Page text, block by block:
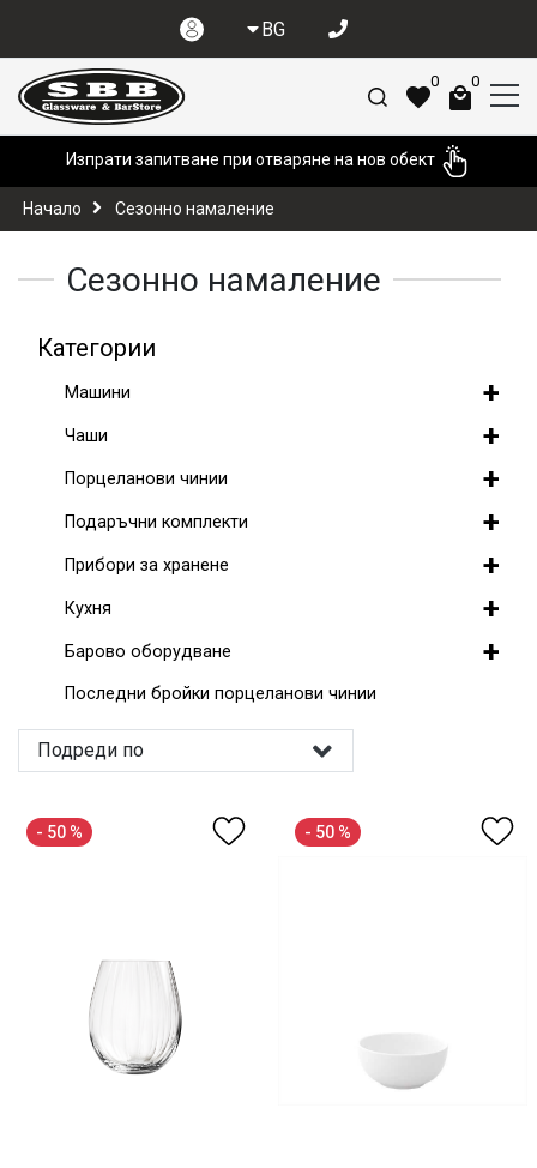
BG
0 0
Изпрати запитване при отваряне на нов обект
Начало Сезонно намаление
Сезонно намаление
Категории
Машини +
Чаши +
Порцеланови чинии +
Подаръчни комплекти +
Прибори за хранене +
Кухня +
Барово оборудване +
Последни бройки порцеланови чинии
Подреди по
- 50 % - 50 %